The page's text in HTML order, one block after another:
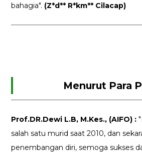
bahagia". (Z*d** R*km** Cilacap)
Menurut Para
Prof.DR.Dewi L.B, M.Kes., (AIFO) :
salah satu murid saat 2010, dan
penembangan diri, semoga sukses